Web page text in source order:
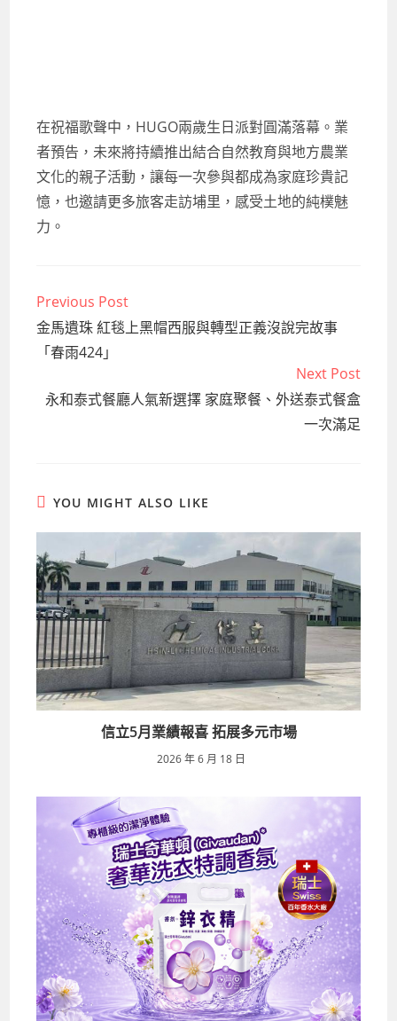
在祝福歌聲中，HUGO兩歲生日派對圓滿落幕。業
者預告，未來將持續推出結合自然教育與地方農業
文化的親子活動，讓每一次參與都成為家庭珍貴記
憶，也邀請更多旅客走訪埔里，感受土地的純樸魅
力。
Read
more
articles
Previous Post
金馬遺珠 紅毯上黑帽西服與轉型正義沒說完故事
「春雨424」
Next Post
永和泰式餐廳人氣新選擇 家庭聚餐、外送泰式餐盒
一次滿足
YOU MIGHT ALSO LIKE
信立5月業績報喜 拓展多元市場
2026 年 6 月 18 日